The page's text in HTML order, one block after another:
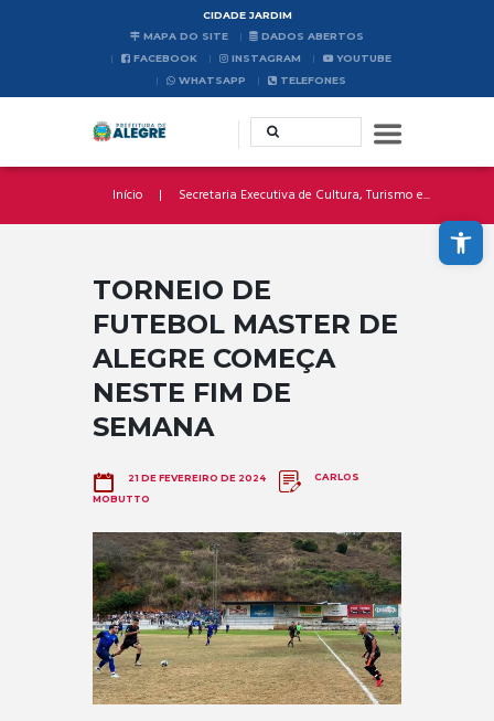
Abrir a barra de ferramentas
CIDADE JARDIM
MAPA DO SITE
DADOS ABERTOS
FACEBOOK
INSTAGRAM
YOUTUBE
WHATSAPP
TELEFONES
Início Secretaria Executiva de Cultura, Turismo e...
TORNEIO DE
FUTEBOL MASTER DE
ALEGRE COMEÇA
NESTE FIM DE
SEMANA
21 DE FEVEREIRO DE 2024
CARLOS
MOBUTTO